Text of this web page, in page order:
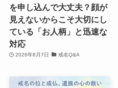
を申し込んで大丈夫？顔が
見えないからこそ大切にし
ている「お人柄」と迅速な
対応
2026年8月7日 戒名Q&A